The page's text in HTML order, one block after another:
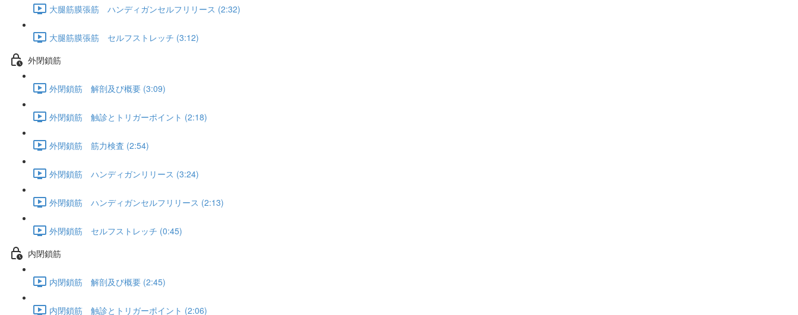
大腿筋膜張筋 ハンディガンセルフリリース (2:32)
大腿筋膜張筋 セルフストレッチ (3:12)
外閉鎖筋
外閉鎖筋 解剖及び概要 (3:09)
外閉鎖筋 触診とトリガーポイント (2:18)
外閉鎖筋 筋力検査 (2:54)
外閉鎖筋 ハンディガンリリース (3:24)
外閉鎖筋 ハンディガンセルフリリース (2:13)
外閉鎖筋 セルフストレッチ (0:45)
内閉鎖筋
内閉鎖筋 解剖及び概要 (2:45)
内閉鎖筋 触診とトリガーポイント (2:06)